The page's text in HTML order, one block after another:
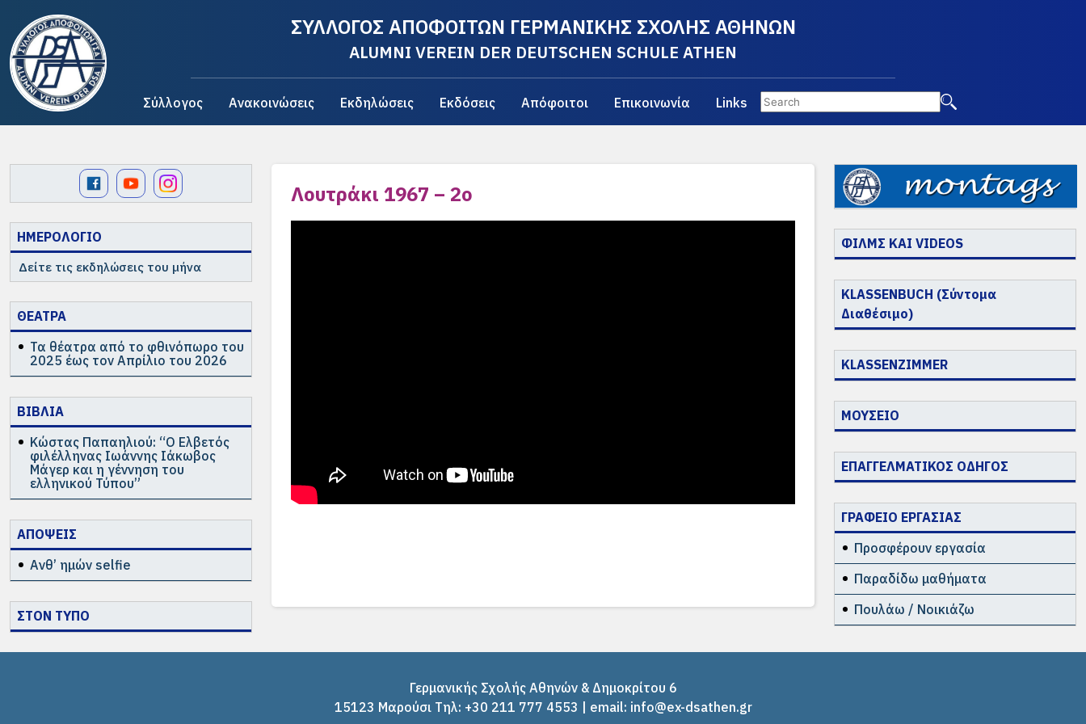
ΣΥΛΛΟΓΟΣ ΑΠΟΦΟΙΤΩΝ ΓΕΡΜΑΝΙΚΗΣ ΣΧΟΛΗΣ ΑΘΗΝΩΝ
ALUMNI VEREIN DER DEUTSCHEN SCHULE ATHEN
Σύλλογος Ανακοινώσεις Εκδηλώσεις Εκδόσεις Απόφοιτοι Επικοινωνία Links
ΗΜΕΡΟΛΟΓΙΟ
Δείτε τις εκδηλώσεις του μήνα
ΘΕΑΤΡΑ
Τα θέατρα από το φθινόπωρο του
2025 έως τον Απρίλιο του 2026
ΒΙΒΛΙΑ
Κώστας Παπαηλιού: “Ο Ελβετός
φιλέλληνας Ιωάννης Ιάκωβος
Μάγερ και η γέννηση του
ελληνικού Τύπου”
ΑΠΟΨΕΙΣ
Ανθ’ ημών selfie
ΣΤΟΝ ΤΥΠΟ
Λουτράκι 1967 – 2ο
ΦΙΛΜΣ ΚΑΙ VIDEOS
KLASSENBUCH (Σύντομα
Διαθέσιμο)
KLASSENZIMMER
ΜΟΥΣΕΙΟ
ΕΠΑΓΓΕΛΜΑΤΙΚΟΣ ΟΔΗΓΟΣ
ΓΡΑΦΕΙΟ ΕΡΓΑΣΙΑΣ
Προσφέρουν εργασία
Παραδίδω μαθήματα
Πουλάω / Νοικιάζω
Γερμανικής Σχολής Αθηνών & Δημοκρίτου 6
15123 Μαρούσι Tηλ: +30 211 777 4553 | email: info@ex-dsathen.gr